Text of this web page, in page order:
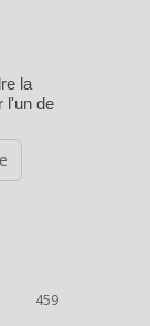
la
l'un de
459